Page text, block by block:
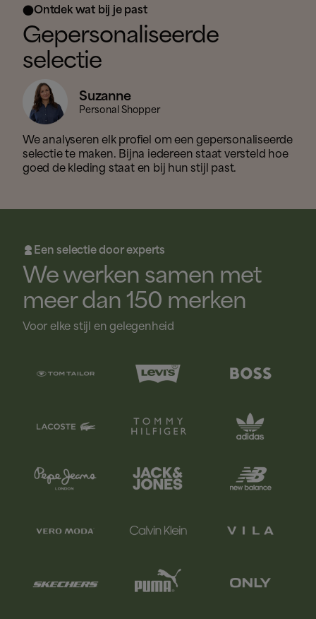
Ontdek wat bij je past
Gepersonaliseerde
selectie
Suzanne
Personal Shopper
We analyseren elk profiel om een gepersonaliseerde
selectie te maken. Bijna iedereen staat versteld hoe
goed de kleding staat en bij hun stijl past.
 Een selectie door experts
We werken samen met
meer dan 150 merken
Voor elke stijl en gelegenheid